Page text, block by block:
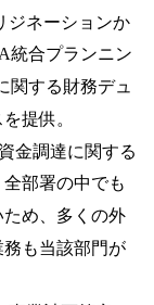
ジネーションか
統合プランニン
関する財務デュ
提供。
金調達に関する
部署の中でも
め、多くの外
も当該部門が